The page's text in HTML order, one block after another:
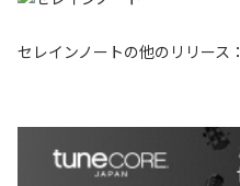
セレインノートの他のリリース：